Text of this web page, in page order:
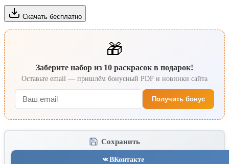
Скачать бесплатно
🎁
Заберите набор из 10 раскрасок в подарок!
Оставьте email — пришлём бонусный PDF и новинки сайта
Получить бонус
Сохранить
ВКонтакте